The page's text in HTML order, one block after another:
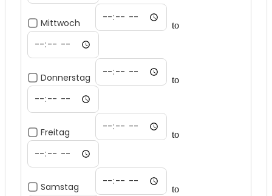
Mittwoch to
Donnerstag to
Freitag to
Samstag to